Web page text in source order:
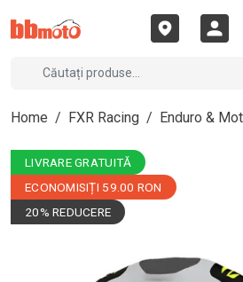
Home / FXR Racing / Enduro &
LIVRARE GRATUITĂ
ECONOMISIȚI 59.00 RON
20% REDUCERE